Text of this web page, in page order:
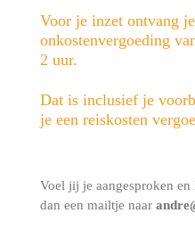
Voor je inzet ontvang
onkostenvergoeding
2 uur.
Dat is inclusief je
je een reiskosten
Voel jij je aangesproken en
dan een mailtje naar